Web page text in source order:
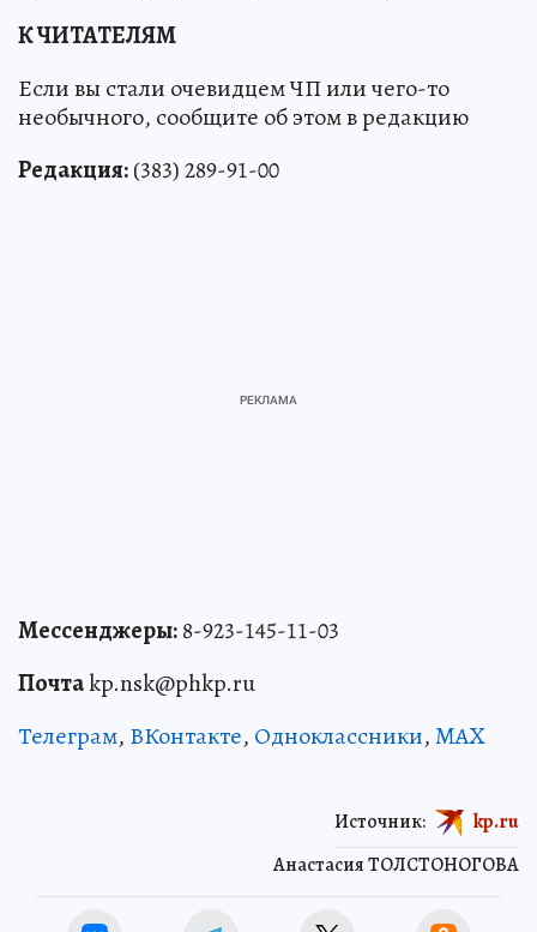
К ЧИТАТЕЛЯМ
Если вы стали очевидцем ЧП или чего-то
необычного, сообщите об этом в редакцию
Редакция:(383) 289-91-00
Мессенджеры:8-923-145-11-03
Почтаkp.nsk@phkp.ru
Телеграм, ВКонтакте, Одноклассники,MAX
Анастасия ТОЛСТОНОГОВА
Источник: kp.ru